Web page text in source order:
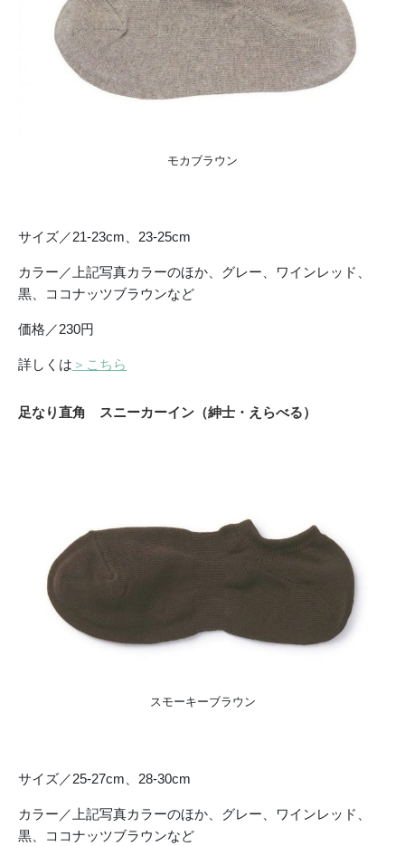
モカブラウン
サイズ／21-23cm、23-25cm
カラー／上記写真カラーのほか、グレー、ワインレッド、
黒、ココナッツブラウンなど
価格／230円
詳しくは ＞こちら
足なり直角 スニーカーイン（紳士・えらべる）
スモーキーブラウン
サイズ／25-27cm、28-30cm
カラー／上記写真カラーのほか、グレー、ワインレッド、
黒、ココナッツブラウンなど